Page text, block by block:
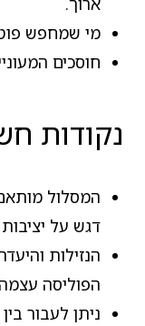
מי שמחפש
חוסכים
נקודות
המסלול
דגש על
הנזילות
הפוליסה
ניתן לעבור